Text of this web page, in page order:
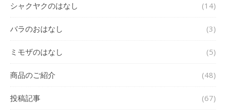
シャクヤクのはなし (14)
バラのおはなし (3)
ミモザのはなし (5)
商品のご紹介 (48)
投稿記事 (67)